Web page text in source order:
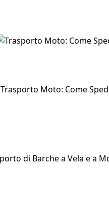
Trasporto Moto: Come